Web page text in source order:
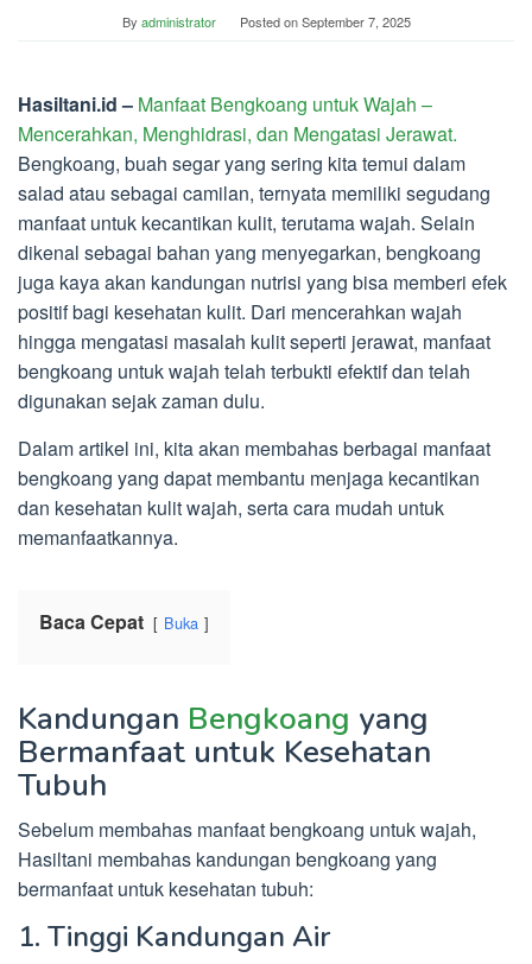
By administrator Posted onSeptember 7, 2025
Hasiltani.id – Manfaat Bengkoang untuk Wajah –
Mencerahkan, Menghidrasi, dan Mengatasi Jerawat.
Bengkoang, buah segar yang sering kita temui dalam
salad atau sebagai camilan, ternyata memiliki segudang
manfaat untuk kecantikan kulit, terutama wajah. Selain
dikenal sebagai bahan yang menyegarkan, bengkoang
juga kaya akan kandungan nutrisi yang bisa memberi efek
positif bagi kesehatan kulit. Dari mencerahkan wajah
hingga mengatasi masalah kulit seperti jerawat, manfaat
bengkoang untuk wajah telah terbukti efektif dan telah
digunakan sejak zaman dulu.
Dalam artikel ini, kita akan membahas berbagai manfaat
bengkoang yang dapat membantu menjaga kecantikan
dan kesehatan kulit wajah, serta cara mudah untuk
memanfaatkannya.
Baca Cepat Buka
Kandungan Bengkoang yang
Bermanfaat untuk Kesehatan
Tubuh
Sebelum membahas manfaat bengkoang untuk wajah,
Hasiltani membahas kandungan bengkoang yang
bermanfaat untuk kesehatan tubuh:
1. Tinggi Kandungan Air